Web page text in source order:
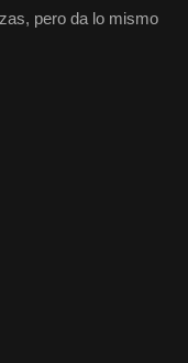
pero da lo mismo